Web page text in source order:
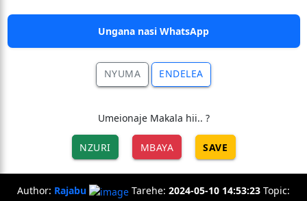
Ungana nasi WhatsApp
NYUMA ENDELEA
Umeionaje Makala hii.. ?
NZURI MBAYA SAVE
Author: Rajabu Tarehe: 2024-05-10 14:53:23 Topic: